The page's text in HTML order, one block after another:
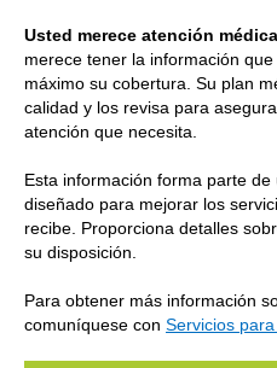
Usted merece atención
merece tener la información
máximo su cobertura. Su plan
calidad y los revisa para
atención que necesita.
Esta información forma parte
diseñado para mejorar los
recibe. Proporciona detalles
su disposición.
Para obtener más información
comuníquese con Servicios